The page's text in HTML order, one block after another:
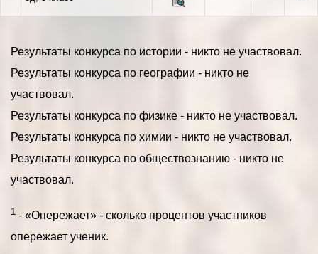
Результаты конкурса по истории - никто не участвовал.
Результаты конкурса по географии - никто не
участвовал.
Результаты конкурса по физике - никто не участвовал.
Результаты конкурса по химии - никто не участвовал.
Результаты конкурса по обществознанию - никто не
участвовал.
1 - «Опережает» - сколько процентов участников
опережает ученик.